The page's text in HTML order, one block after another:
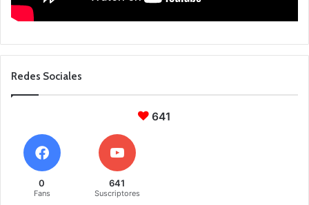
Redes Sociales
641
0
Fans
641
Suscriptores